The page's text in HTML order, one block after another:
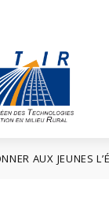
AUX JEUNES